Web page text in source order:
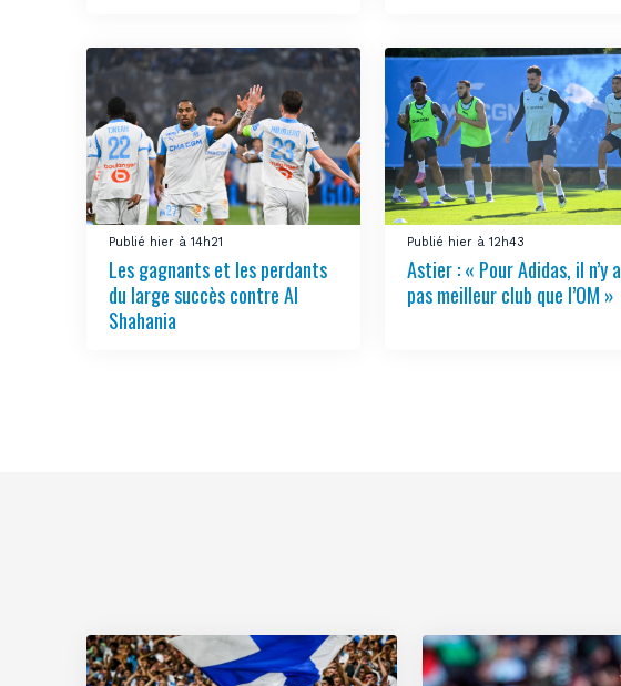
Publié hier à 14h21
Les gagnants et les perdants
du large succès contre Al
Shahania
Publié hier à 12h43
Astier : « Pour Adidas, il n’y a
pas meilleur club que l’OM »